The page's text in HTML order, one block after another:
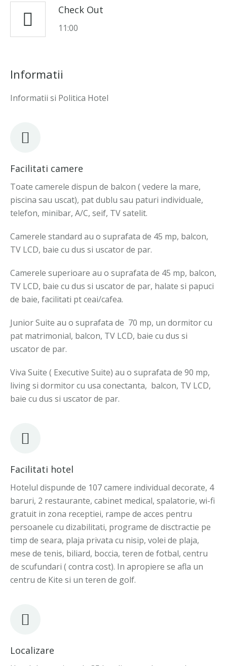
Check Out
11:00
Informatii
Informatii si Politica Hotel
Facilitati camere
Toate camerele dispun de balcon ( vedere la mare,
piscina sau uscat), pat dublu sau paturi individuale,
telefon, minibar, A/C, seif, TV satelit.
Camerele standard au o suprafata de 45 mp, balcon,
TV LCD, baie cu dus si uscator de par.
Camerele superioare au o suprafata de 45 mp, balcon,
TV LCD, baie cu dus si uscator de par, halate si papuci
de baie, facilitati pt ceai/cafea.
Junior Suite au o suprafata de 70 mp, un dormitor cu
pat matrimonial, balcon, TV LCD, baie cu dus si
uscator de par.
Viva Suite ( Executive Suite) au o suprafata de 90 mp,
living si dormitor cu usa conectanta, balcon, TV LCD,
baie cu dus si uscator de par.
Facilitati hotel
Hotelul dispunde de 107 camere individual decorate, 4
baruri, 2 restaurante, cabinet medical, spalatorie, wi-fi
gratuit in zona receptiei, rampe de acces pentru
persoanele cu dizabilitati, programe de disctractie pe
timp de seara, plaja privata cu nisip, volei de plaja,
mese de tenis, biliard, boccia, teren de fotbal, centru
de scufundari ( contra cost). In apropiere se afla un
centru de Kite si un teren de golf.
Localizare